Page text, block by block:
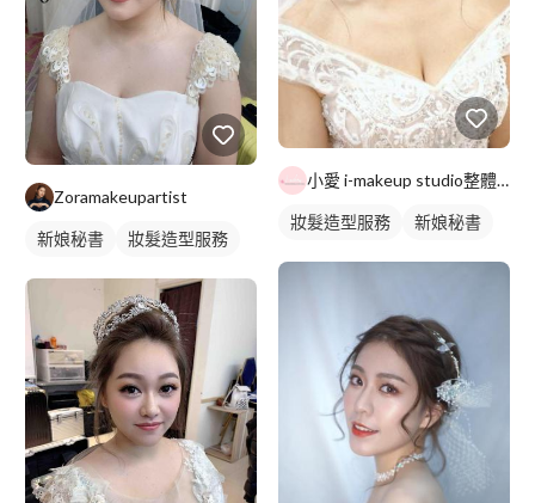
Zoramakeupartist
新娘秘書 妝髮造型服務
小愛 i-makeup studio整體造型
妝髮造型服務 新娘秘書